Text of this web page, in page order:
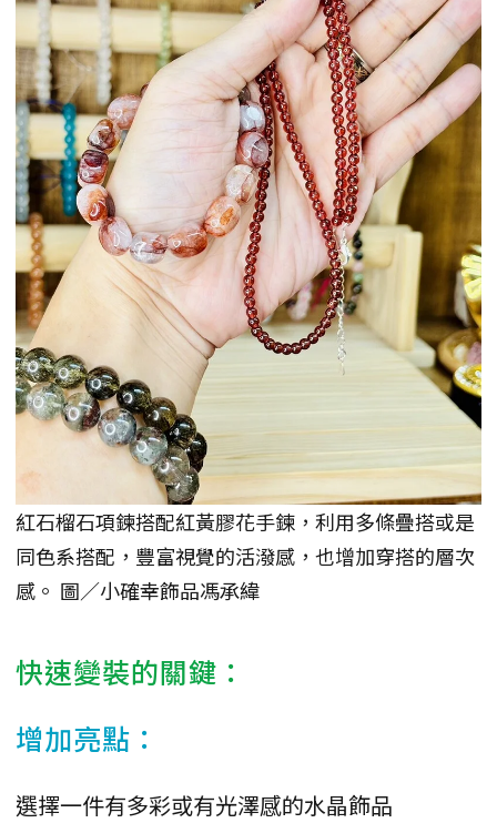
紅石榴石項鍊搭配紅黃膠花手鍊，利用多條疊搭或是
同色系搭配，豐富視覺的活潑感，也增加穿搭的層次
感。 圖／小確幸飾品馮承緯
快速變裝的關鍵：
增加亮點：
選擇一件有多彩或有光澤感的水晶飾品